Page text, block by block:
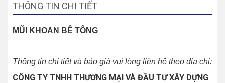
THÔNG TIN CHI TIẾT
MŨI KHOAN BÊ TÔNG
Thông tin chi tiết và báo giá vui lòng liên hệ theo địa chỉ:
CÔNG TY TNHH THƯƠNG MẠI VÀ ĐẦU TƯ XÂY DỰNG